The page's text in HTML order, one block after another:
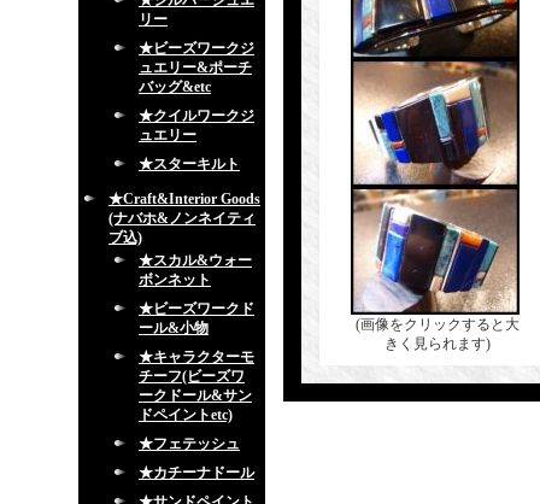
リー
★ビーズワークジ
ュエリー&ポーチ
バッグ&etc
★クイルワークジ
ュエリー
★スターキルト
★Craft&Interior Goods
(ナバホ&ノンネイティ
ブ込)
★スカル&ウォー
ボンネット
★ビーズワークド
ール&小物
★キャラクターモ
チーフ(ビーズワ
ークドール&サン
ドペイントetc)
★フェテッシュ
★カチーナドール
(画像をクリックすると大
きく見られます)